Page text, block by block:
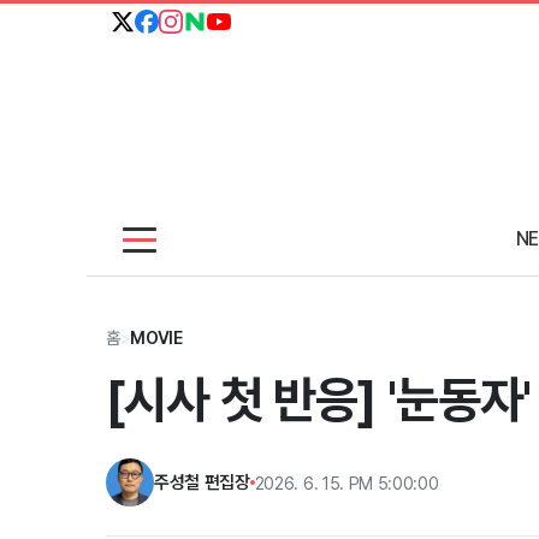
홈>MOVIE
[시사 첫 반응] '눈동
주성철 편집장 2026. 6. 15. PM 5:00:00